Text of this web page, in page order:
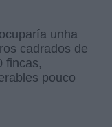
unha
cadrados de
fincas,
pouco